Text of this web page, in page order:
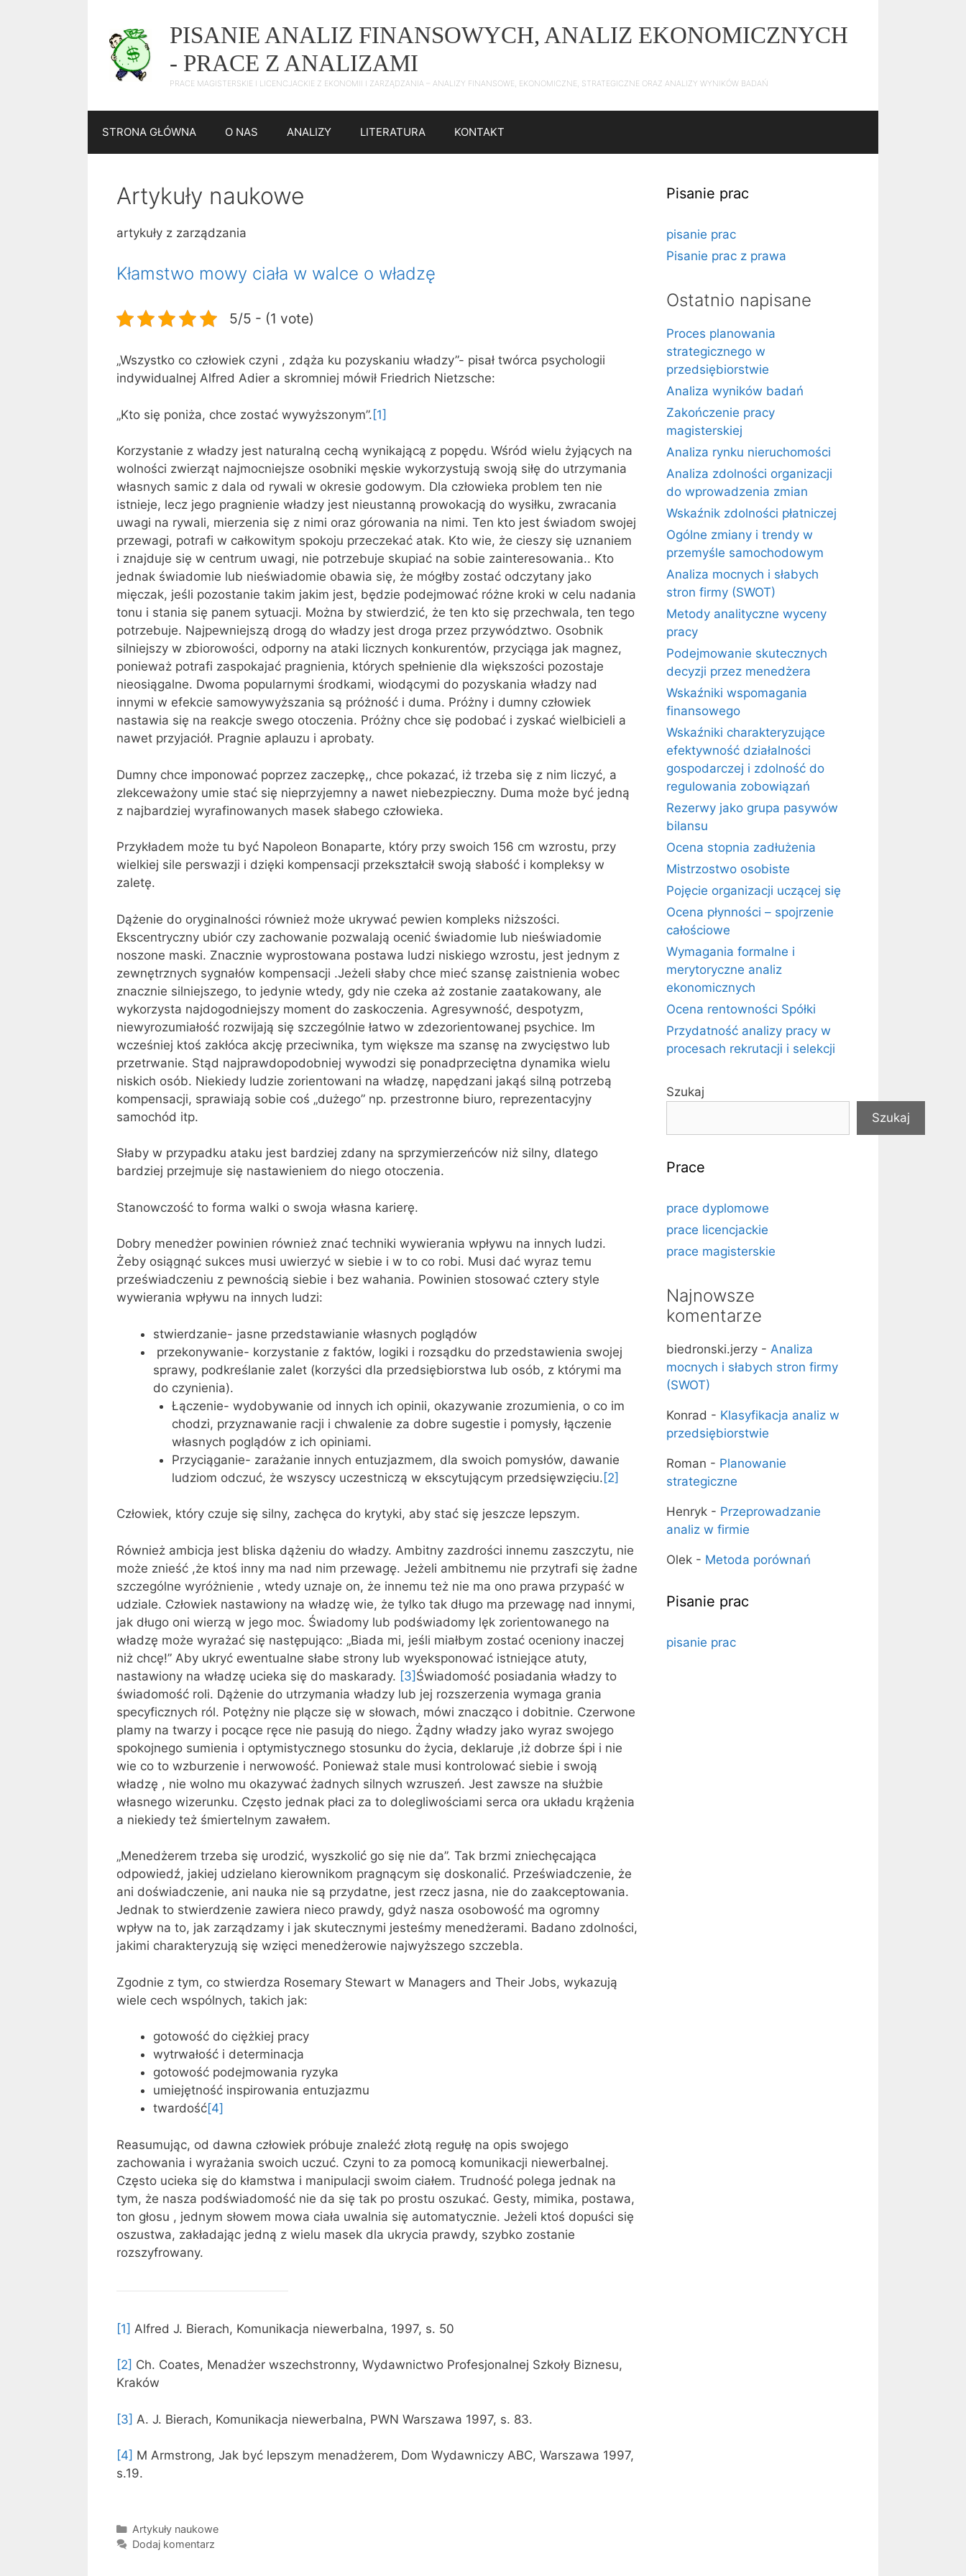
PISANIE ANALIZ FINANSOWYCH, ANALIZ EKONOMICZNYCH
- PRACE Z ANALIZAMI
PRACE MAGISTERSKIE I LICENCJACKIE Z EKONOMII I ZARZĄDZANIA – ANALIZY FINANSOWE, EKONOMICZNE, STRATEGICZNE ORAZ ANALIZY WYNIKÓW BADAŃ
STRONA GŁÓWNA O NAS ANALIZY LITERATURA KONTAKT
Artykuły naukowe
artykuły z zarządzania
Kłamstwo mowy ciała w walce o władzę
5/5 - (1 vote)
„Wszystko co człowiek czyni , zdąża ku pozyskaniu władzy”- pisał twórca psychologii
indywidualnej Alfred Adier a skromniej mówił Friedrich Nietzsche:
„Kto się poniża, chce zostać wywyższonym”. [1]
Korzystanie z władzy jest naturalną cechą wynikającą z popędu. Wśród wielu żyjących na
wolności zwierząt najmocniejsze osobniki męskie wykorzystują swoją siłę do utrzymania
własnych samic z dala od rywali w okresie godowym. Dla człowieka problem ten nie
istnieje, lecz jego pragnienie władzy jest nieustanną prowokacją do wysiłku, zwracania
uwagi na rywali, mierzenia się z nimi oraz górowania na nimi. Ten kto jest świadom swojej
przewagi, potrafi w całkowitym spokoju przeczekać atak. Kto wie, że cieszy się uznaniem
i znajduje się w centrum uwagi, nie potrzebuje skupiać na sobie zainteresowania.. Kto
jednak świadomie lub nieświadomie obawia się, że mógłby zostać odczytany jako
mięczak, jeśli pozostanie takim jakim jest, będzie podejmować różne kroki w celu nadania
tonu i stania się panem sytuacji. Można by stwierdzić, że ten kto się przechwala, ten tego
potrzebuje. Najpewniejszą drogą do władzy jest droga przez przywództwo. Osobnik
silniejszy w zbiorowości, odporny na ataki licznych konkurentów, przyciąga jak magnez,
ponieważ potrafi zaspokajać pragnienia, których spełnienie dla większości pozostaje
nieosiągalne. Dwoma popularnymi środkami, wiodącymi do pozyskania władzy nad
innymi w efekcie samowywyższania są próżność i duma. Próżny i dumny człowiek
nastawia się na reakcje swego otoczenia. Próżny chce się podobać i zyskać wielbicieli a
nawet przyjaciół. Pragnie aplauzu i aprobaty.
Dumny chce imponować poprzez zaczepkę,, chce pokazać, iż trzeba się z nim liczyć, a
zlekceważony umie stać się nieprzyjemny a nawet niebezpieczny. Duma może być jedną
z najbardziej wyrafinowanych masek słabego człowieka.
Przykładem może tu być Napoleon Bonaparte, który przy swoich 156 cm wzrostu, przy
wielkiej sile perswazji i dzięki kompensacji przekształcił swoją słabość i kompleksy w
zaletę.
Dążenie do oryginalności również może ukrywać pewien kompleks niższości.
Ekscentryczny ubiór czy zachowanie pozwalają ocenić świadomie lub nieświadomie
noszone maski. Znacznie wyprostowana postawa ludzi niskiego wzrostu, jest jednym z
zewnętrznych sygnałów kompensacji .Jeżeli słaby chce mieć szansę zaistnienia wobec
znacznie silniejszego, to jedynie wtedy, gdy nie czeka aż zostanie zaatakowany, ale
wykorzysta najdogodniejszy moment do zaskoczenia. Agresywność, despotyzm,
niewyrozumiałość rozwijają się szczególnie łatwo w zdezorientowanej psychice. Im
wcześniej ktoś zakłóca akcję przeciwnika, tym większe ma szansę na zwycięstwo lub
przetrwanie. Stąd najprawdopodobniej wywodzi się ponadprzeciętna dynamika wielu
niskich osób. Niekiedy ludzie zorientowani na władzę, napędzani jakąś silną potrzebą
kompensacji, sprawiają sobie coś „dużego” np. przestronne biuro, reprezentacyjny
samochód itp.
Słaby w przypadku ataku jest bardziej zdany na sprzymierzeńców niż silny, dlatego
bardziej przejmuje się nastawieniem do niego otoczenia.
Stanowczość to forma walki o swoja własna karierę.
Dobry menedżer powinien również znać techniki wywierania wpływu na innych ludzi.
Żeby osiągnąć sukces musi uwierzyć w siebie i w to co robi. Musi dać wyraz temu
przeświadczeniu z pewnością siebie i bez wahania. Powinien stosować cztery style
wywierania wpływu na innych ludzi:
stwierdzanie- jasne przedstawianie własnych poglądów
przekonywanie- korzystanie z faktów, logiki i rozsądku do przedstawienia swojej
sprawy, podkreślanie zalet (korzyści dla przedsiębiorstwa lub osób, z którymi ma
do czynienia).
Łączenie- wydobywanie od innych ich opinii, okazywanie zrozumienia, o co im
chodzi, przyznawanie racji i chwalenie za dobre sugestie i pomysły, łączenie
własnych poglądów z ich opiniami.
Przyciąganie- zarażanie innych entuzjazmem, dla swoich pomysłów, dawanie
ludziom odczuć, że wszyscy uczestniczą w ekscytującym przedsięwzięciu. [2]
Człowiek, który czuje się silny, zachęca do krytyki, aby stać się jeszcze lepszym.
Również ambicja jest bliska dążeniu do władzy. Ambitny zazdrości innemu zaszczytu, nie
może znieść ,że ktoś inny ma nad nim przewagę. Jeżeli ambitnemu nie przytrafi się żadne
szczególne wyróżnienie , wtedy uznaje on, że innemu też nie ma ono prawa przypaść w
udziale. Człowiek nastawiony na władzę wie, że tylko tak długo ma przewagę nad innymi,
jak długo oni wierzą w jego moc. Świadomy lub podświadomy lęk zorientowanego na
władzę może wyrażać się następująco: „Biada mi, jeśli miałbym zostać oceniony inaczej
niż chcę!” Aby ukryć ewentualne słabe strony lub wyeksponować istniejące atuty,
nastawiony na władzę ucieka się do maskarady. [3] Świadomość posiadania władzy to
świadomość roli. Dążenie do utrzymania władzy lub jej rozszerzenia wymaga grania
specyficznych ról. Potężny nie plącze się w słowach, mówi znacząco i dobitnie. Czerwone
plamy na twarzy i pocące ręce nie pasują do niego. Żądny władzy jako wyraz swojego
spokojnego sumienia i optymistycznego stosunku do życia, deklaruje ,iż dobrze śpi i nie
wie co to wzburzenie i nerwowość. Ponieważ stale musi kontrolować siebie i swoją
władzę , nie wolno mu okazywać żadnych silnych wzruszeń. Jest zawsze na służbie
własnego wizerunku. Często jednak płaci za to dolegliwościami serca ora układu krążenia
a niekiedy też śmiertelnym zawałem.
„Menedżerem trzeba się urodzić, wyszkolić go się nie da”. Tak brzmi zniechęcająca
odpowiedź, jakiej udzielano kierownikom pragnącym się doskonalić. Przeświadczenie, że
ani doświadczenie, ani nauka nie są przydatne, jest rzecz jasna, nie do zaakceptowania.
Jednak to stwierdzenie zawiera nieco prawdy, gdyż nasza osobowość ma ogromny
wpływ na to, jak zarządzamy i jak skutecznymi jesteśmy menedżerami. Badano zdolności,
jakimi charakteryzują się wzięci menedżerowie najwyższego szczebla.
Zgodnie z tym, co stwierdza Rosemary Stewart w Managers and Their Jobs, wykazują
wiele cech wspólnych, takich jak:
gotowość do ciężkiej pracy
wytrwałość i determinacja
gotowość podejmowania ryzyka
umiejętność inspirowania entuzjazmu
twardość[4]
Reasumując, od dawna człowiek próbuje znaleźć złotą regułę na opis swojego
zachowania i wyrażania swoich uczuć. Czyni to za pomocą komunikacji niewerbalnej.
Często ucieka się do kłamstwa i manipulacji swoim ciałem. Trudność polega jednak na
tym, że nasza podświadomość nie da się tak po prostu oszukać. Gesty, mimika, postawa,
ton głosu , jednym słowem mowa ciała uwalnia się automatycznie. Jeżeli ktoś dopuści się
oszustwa, zakładając jedną z wielu masek dla ukrycia prawdy, szybko zostanie
rozszyfrowany.
[1] Alfred J. Bierach, Komunikacja niewerbalna, 1997, s. 50
[2] Ch. Coates, Menadżer wszechstronny, Wydawnictwo Profesjonalnej Szkoły Biznesu,
Kraków
[3] A. J. Bierach, Komunikacja niewerbalna, PWN Warszawa 1997, s. 83.
[4] M Armstrong, Jak być lepszym menadżerem, Dom Wydawniczy ABC, Warszawa 1997,
s.19.
Kategorie
Artykuły naukowe
Dodaj komentarz
Pisanie prac
pisanie prac
Pisanie prac z prawa
Ostatnio napisane
Proces planowania
strategicznego w
przedsiębiorstwie
Analiza wyników badań
Zakończenie pracy
magisterskiej
Analiza rynku nieruchomości
Analiza zdolności organizacji
do wprowadzenia zmian
Wskaźnik zdolności płatniczej
Ogólne zmiany i trendy w
przemyśle samochodowym
Analiza mocnych i słabych
stron firmy (SWOT)
Metody analityczne wyceny
pracy
Podejmowanie skutecznych
decyzji przez menedżera
Wskaźniki wspomagania
finansowego
Wskaźniki charakteryzujące
efektywność działalności
gospodarczej i zdolność do
regulowania zobowiązań
Rezerwy jako grupa pasywów
bilansu
Ocena stopnia zadłużenia
Mistrzostwo osobiste
Pojęcie organizacji uczącej się
Ocena płynności – spojrzenie
całościowe
Wymagania formalne i
merytoryczne analiz
ekonomicznych
Ocena rentowności Spółki
Przydatność analizy pracy w
procesach rekrutacji i selekcji
Szukaj
Szukaj
Prace
prace dyplomowe
prace licencjackie
prace magisterskie
Najnowsze
komentarze
biedronski.jerzy - Analiza
mocnych i słabych stron firmy
(SWOT)
Konrad - Klasyfikacja analiz w
przedsiębiorstwie
Roman - Planowanie
strategiczne
Henryk - Przeprowadzanie
analiz w firmie
Olek - Metoda porównań
Pisanie prac
pisanie prac